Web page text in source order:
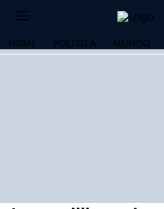
HOME POLÍTICA MUNDO